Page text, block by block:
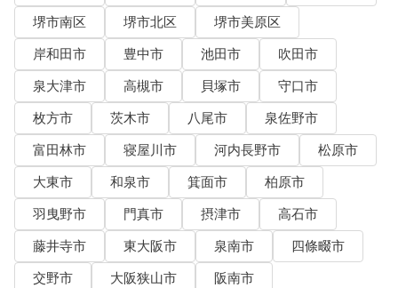
堺市南区
堺市北区
堺市美原区
岸和田市
豊中市 池田市
吹田市
泉大津市
高槻市 貝塚市
守口市
枚方市
茨木市 八尾市
泉佐野市
富田林市
寝屋川市 河内長野市
松原市
大東市
和泉市 箕面市
柏原市
羽曳野市
門真市 摂津市
高石市
藤井寺市
東大阪市 泉南市
四條畷市
交野市
大阪狭山市
阪南市